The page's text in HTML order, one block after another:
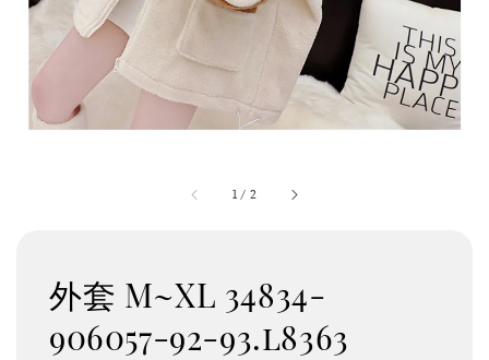
1 / 2
外套 M~XL 34834-
906057-92-93.l8363